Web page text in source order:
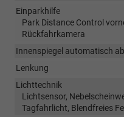
Einparkhilfe
Park Distance Control
Rückfahrkamera
Innenspiegel automatisch
Lenkung
Lichttechnik
Lichtsensor,
Tagfahrlicht, Blendfreies